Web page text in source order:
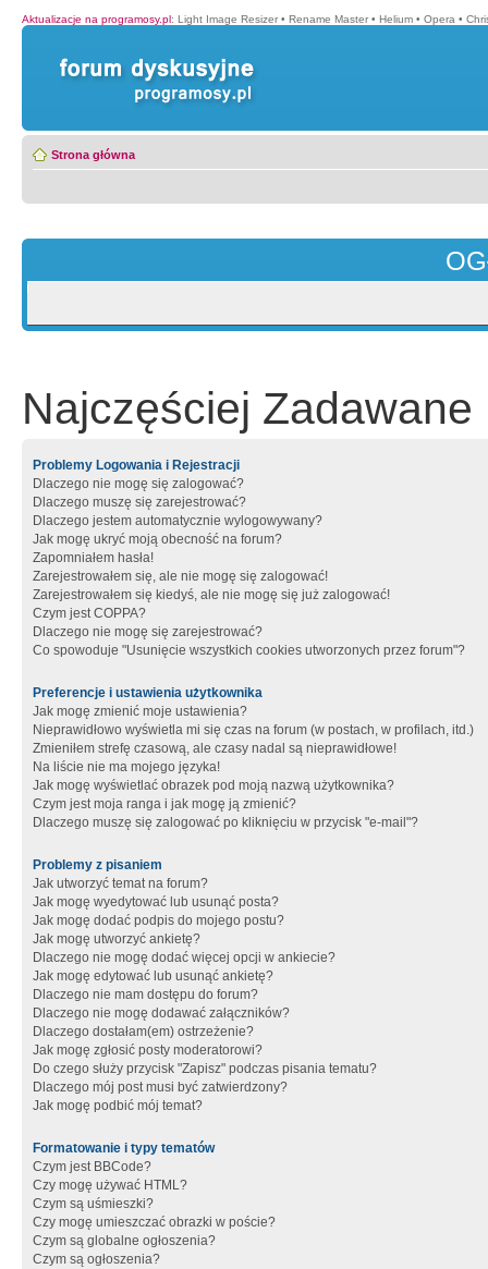
Aktualizacje na programosy.pl: Light Image Resizer • Rename Master • Helium • Opera •
Strona główna
Najczęściej Zadawane
Problemy Logowania i Rejestracji
Dlaczego nie mogę się zalogować?
Dlaczego muszę się zarejestrować?
Dlaczego jestem automatycznie wylogowywany?
Jak mogę ukryć moją obecność na forum?
Zapomniałem hasła!
Zarejestrowałem się, ale nie mogę się zalogować!
Zarejestrowałem się kiedyś, ale nie mogę się już zalogować!
Czym jest COPPA?
Dlaczego nie mogę się zarejestrować?
Co spowoduje "Usunięcie wszystkich cookies utworzonych przez forum"?
Preferencje i ustawienia użytkownika
Jak mogę zmienić moje ustawienia?
Nieprawidłowo wyświetla mi się czas na forum (w postach, w profilach, itd.)
Zmieniłem strefę czasową, ale czasy nadal są nieprawidłowe!
Na liście nie ma mojego języka!
Jak mogę wyświetlać obrazek pod moją nazwą użytkownika?
Czym jest moja ranga i jak mogę ją zmienić?
Dlaczego muszę się zalogować po kliknięciu w przycisk "e-mail"?
Problemy z pisaniem
Jak utworzyć temat na forum?
Jak mogę wyedytować lub usunąć posta?
Jak mogę dodać podpis do mojego postu?
Jak mogę utworzyć ankietę?
Dlaczego nie mogę dodać więcej opcji w ankiecie?
Jak mogę edytować lub usunąć ankietę?
Dlaczego nie mam dostępu do forum?
Dlaczego nie mogę dodawać załączników?
Dlaczego dostałam(em) ostrzeżenie?
Jak mogę zgłosić posty moderatorowi?
Do czego służy przycisk "Zapisz" podczas pisania tematu?
Dlaczego mój post musi być zatwierdzony?
Jak mogę podbić mój temat?
Formatowanie i typy tematów
Czym jest BBCode?
Czy mogę używać HTML?
Czym są uśmieszki?
Czy mogę umieszczać obrazki w poście?
Czym są globalne ogłoszenia?
Czym są ogłoszenia?